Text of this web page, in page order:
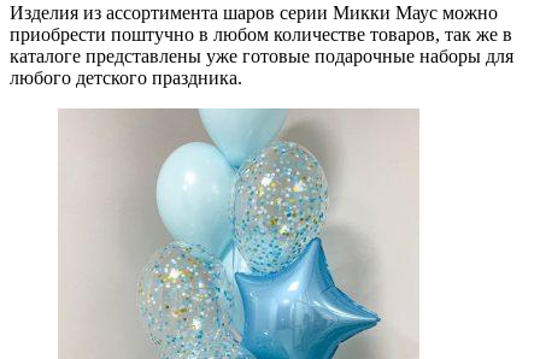
Изделия из ассортимента шаров серии Микки Маус можно
приобрести поштучно в любом количестве товаров, так же в
каталоге представлены уже готовые подарочные наборы для
любого детского праздника.